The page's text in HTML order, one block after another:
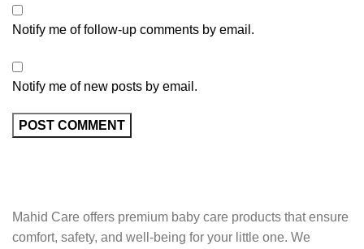
Notify me of follow-up comments by email.
Notify me of new posts by email.
Mahid Care offers premium baby care products that ensure
comfort, safety, and well-being for your little one. We